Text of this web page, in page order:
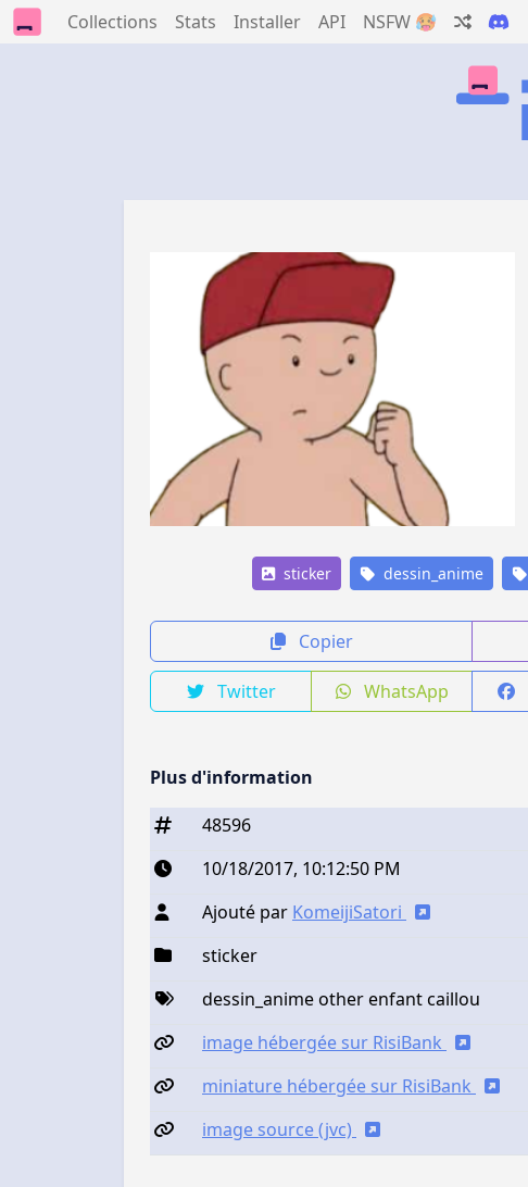
Collections Stats Installer API NSFW 🥵
sticker dessin_anime
Copier
Twitter WhatsApp
Plus d'information
48596
10/18/2017, 10:12:50 PM
Ajouté par KomeijiSatori
sticker
dessin_anime other enfant caillou
image hébergée sur RisiBank
miniature hébergée sur RisiBank
image source (jvc)